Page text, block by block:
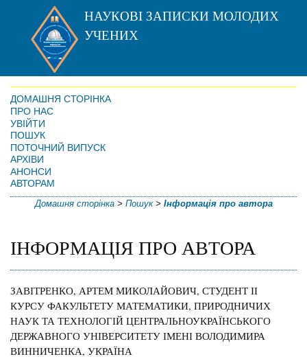
НАУКОВІ ЗАПИСКИ МОЛОДИХ
УЧЕНИХ
ДОМАШНЯ СТОРІНКА
ПРО НАС
УВІЙТИ
ПОШУК
ПОТОЧНИЙ ВИПУСК
АРХІВИ
АНОНСИ
АВТОРАМ
Домашня сторінка> Пошук> Інформація про автора
ІНФОРМАЦІЯ ПРО АВТОРА
ЗАВІТРЕНКО, АРТЕМ МИКОЛАЙОВИЧ, СТУДЕНТ ІІ
КУРСУ ФАКУЛЬТЕТУ МАТЕМАТИКИ, ПРИРОДНИЧИХ
НАУК ТА ТЕХНОЛОГІЙ ЦЕНТРАЛЬНОУКРАЇНСЬКОГО
ДЕРЖАВНОГО УНІВЕРСИТЕТУ ІМЕНІ ВОЛОДИМИРА
ВИННИЧЕНКА, УКРАЇНА